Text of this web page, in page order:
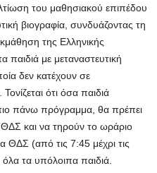
του μαθησιακού επιπέδου
βιογραφία, συνδυάζοντας τη
της Ελληνικής
παιδιά με μεταναστευτική
δεν κατέχουν σε
ότι όσα παιδιά
πάνω πρόγραμμα, θα πρέπει
και να τηρούν το ωράριο
(από τις 7:45 μέχρι τις
τα υπόλοιπα παιδιά.